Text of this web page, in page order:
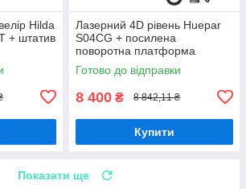
Hilda
+ штатив
Лазерний 4D рівень Huepar
S04CG + посилена
поворотна платформа
Huepar з мікропідстройкою
Готово до відправки
8 400 ₴ 8 842,11 ₴
Купити
Показати ще